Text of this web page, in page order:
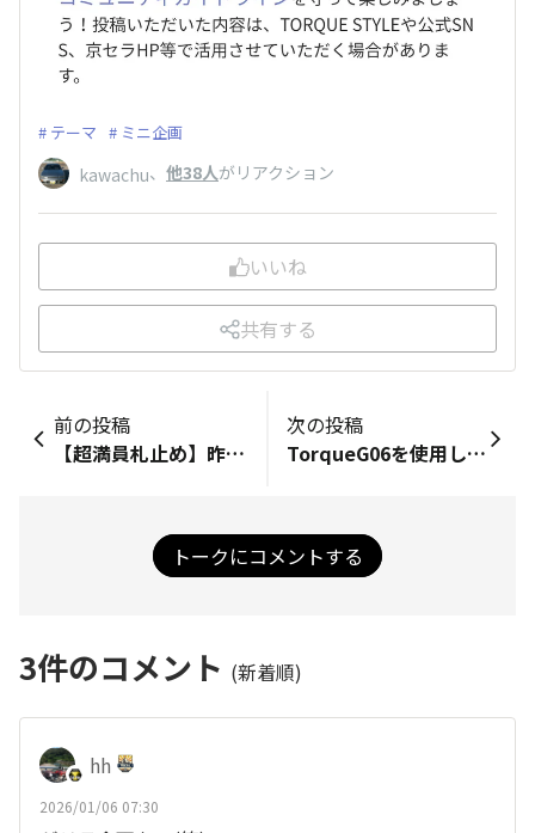
テーマ ミニ企画
kawachu、 他38人がリアクション
いいね
共有する
前の投稿
【超満員札止め】昨日のイッテンヨン東京ドームは4万6913人の観客で札止めでした。棚橋シャチョーの引退興行サイコーでしたね。 そしてウルフアロンのデビュー戦が大反響でした。ＮＪＰＷ公式でダイジェストを配信中です。刮目せよ！https://www.youtube.com/watch?v=5GvC7kCFy9M
次の投稿
TorqueG06を使用していますが、つい先程、バッテリー表示が42％位あったのですが突然、電源が落ちました。その後、充電するも充電ランプが表示されず全く充電されない状態が続きました。壊れたかと思いましたが、バッテリーパックを取り付け外しを行なったところ、正常に充電ランプが表示され充電出来る様になりました。初めての事だったので焦りました。皆様同じ経験した方はいらっしゃいますか？
トークにコメントする
3件のコメント (新着順)
hh
2026/01/06 07:30